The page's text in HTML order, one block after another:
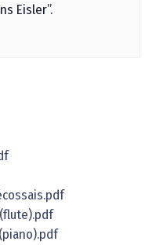
Eisler”.